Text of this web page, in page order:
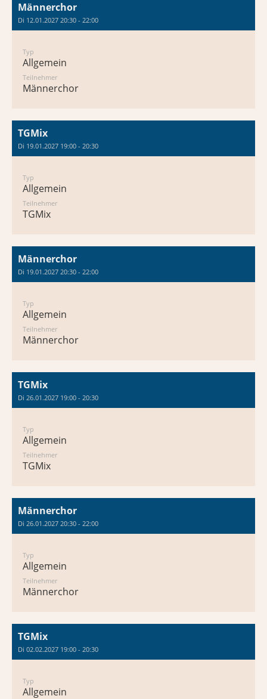
Männerchor
Di 12.01.2027 20:30 - 22:00
Typ
Allgemein
Teilnehmer
Männerchor
TGMix
Di 19.01.2027 19:00 - 20:30
Typ
Allgemein
Teilnehmer
TGMix
Männerchor
Di 19.01.2027 20:30 - 22:00
Typ
Allgemein
Teilnehmer
Männerchor
TGMix
Di 26.01.2027 19:00 - 20:30
Typ
Allgemein
Teilnehmer
TGMix
Männerchor
Di 26.01.2027 20:30 - 22:00
Typ
Allgemein
Teilnehmer
Männerchor
TGMix
Di 02.02.2027 19:00 - 20:30
Typ
Allgemein